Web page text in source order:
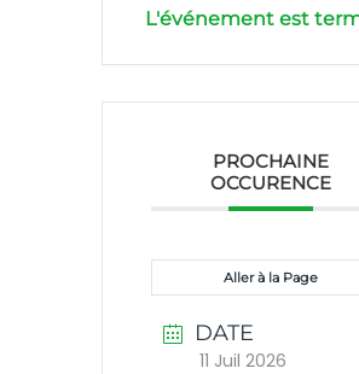
L'événement est
PROCHAINE
OCCURENCE
Aller à la Page
DATE
11 Juil 2026